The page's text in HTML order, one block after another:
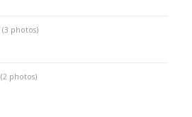
(3 photos)
(2 photos)